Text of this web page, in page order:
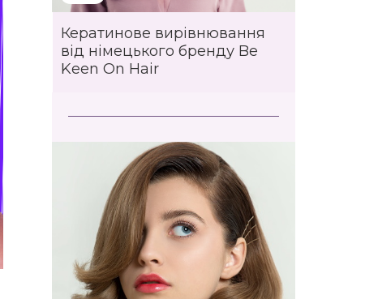
Кератинове вирівнювання
від німецького бренду Be
Keen On Hair